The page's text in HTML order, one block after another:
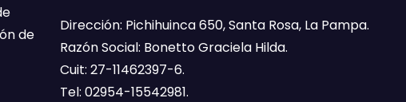
de
Dirección: Pichihuinca 650, Santa Rosa, La Pampa.
Razón Social: Bonetto Graciela Hilda.
Cuit: 27-11462397-6.
Tel: 02954-15542981.